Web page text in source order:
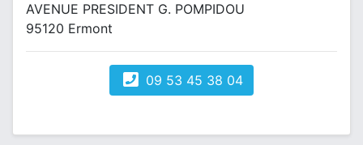
AVENUE PRESIDENT G. POMPIDOU
95120 Ermont
09 53 45 38 04